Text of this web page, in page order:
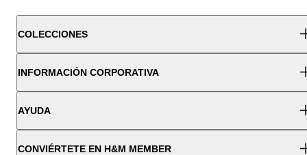
COLECCIONES
INFORMACIÓN CORPORATIVA
AYUDA
CONVIÉRTETE EN H&M MEMBER